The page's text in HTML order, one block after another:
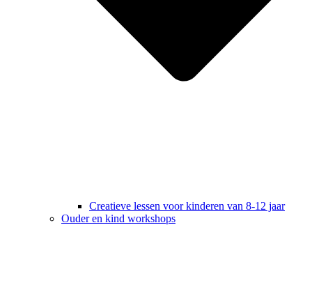
Creatieve lessen voor kinderen van 8-12 jaar
Ouder en kind workshops